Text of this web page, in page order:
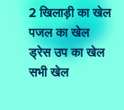
2 खिलाड़ी का खेल
पजल का खेल
ड्रेस उप का खेल
सभी खेल